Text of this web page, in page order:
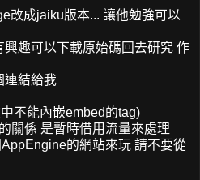
改成jaiku版本... 讓他勉強可以
興趣可以下載原始碼回去研究 作
連結給我
不能內嵌embed的tag)
關係 是暫時借用流量來處理
的網站來玩 請不要從